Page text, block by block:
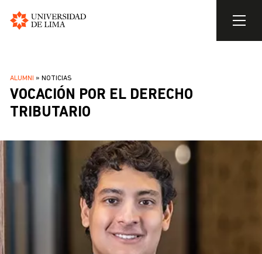
contenido
principal
SOBRESCRIBIR
ENLACES
DE
A
NAVEGACIÓN
ALUMNI NOTICIAS
VOCACIÓN POR EL DERECHO
TRIBUTARIO